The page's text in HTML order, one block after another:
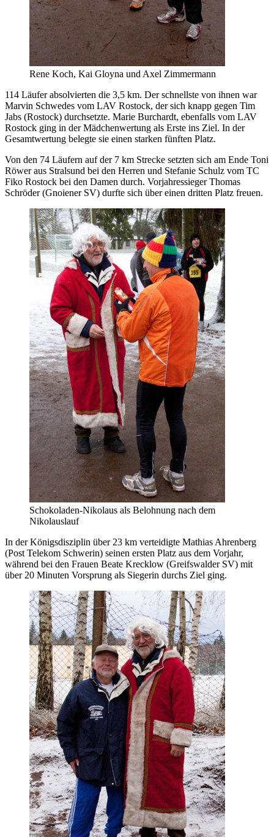
Rene Koch, Kai Gloyna und Axel Zimmermann
114 Läufer absolvierten die 3,5 km. Der schnellste von ihnen war
Marvin Schwedes vom LAV Rostock, der sich knapp gegen Tim
Jabs (Rostock) durchsetzte. Marie Burchardt, ebenfalls vom LAV
Rostock ging in der Mädchenwertung als Erste ins Ziel. In der
Gesamtwertung belegte sie einen starken fünften Platz.
Von den 74 Läufern auf der 7 km Strecke setzten sich am Ende Toni
Röwer aus Stralsund bei den Herren und Stefanie Schulz vom TC
Fiko Rostock bei den Damen durch. Vorjahressieger Thomas
Schröder (Gnoiener SV) durfte sich über einen dritten Platz freuen.
Schokoladen-Nikolaus als Belohnung nach dem
Nikolauslauf
In der Königsdisziplin über 23 km verteidigte Mathias Ahrenberg
(Post Telekom Schwerin) seinen ersten Platz aus dem Vorjahr,
während bei den Frauen Beate Krecklow (Greifswalder SV) mit
über 20 Minuten Vorsprung als Siegerin durchs Ziel ging.